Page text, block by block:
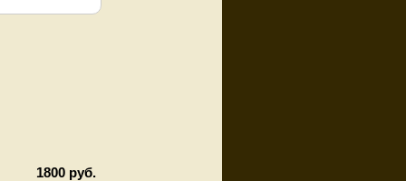
1800 руб.